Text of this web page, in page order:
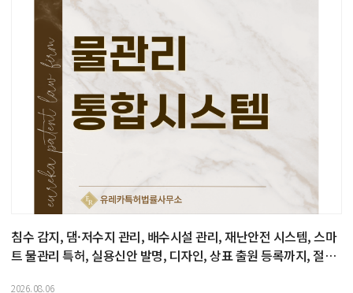
침수 감지, 댐·저수지 관리, 배수시설 관리, 재난안전 시스템, 스마
트 물관리 특허, 실용신안 발명, 디자인, 상표 출원 등록까지, 절차,
2026.08.06